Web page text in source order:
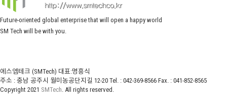
Future-oriented global enterprise that will open a happy world
SM Tech will be with you.
에스엠테크 (SMTech) 대표:명흥식
주소 : 충남 공주시 월미농공단지길 12-20 Tel. : 042-369-8566 Fax. : 041-852-8565
Copyright 2021 SMTech. All rights reserved.